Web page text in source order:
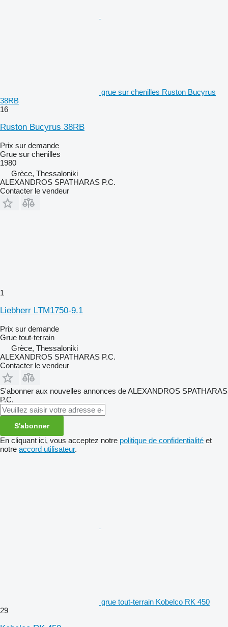
grue sur chenilles Ruston Bucyrus
38RB
16
Ruston Bucyrus 38RB
Prix sur demande
Grue sur chenilles
1980
Grèce, Thessaloniki
ALEXANDROS SPATHARAS P.C.
Contacter le vendeur
1
Liebherr LTM1750-9.1
Prix sur demande
Grue tout-terrain
Grèce, Thessaloniki
ALEXANDROS SPATHARAS P.C.
Contacter le vendeur
S'abonner aux nouvelles annonces de ALEXANDROS SPATHARAS
P.C.
S'abonner
En cliquant ici, vous acceptez notre politique de confidentialité et
notre accord utilisateur.
grue tout-terrain Kobelco RK 450
29